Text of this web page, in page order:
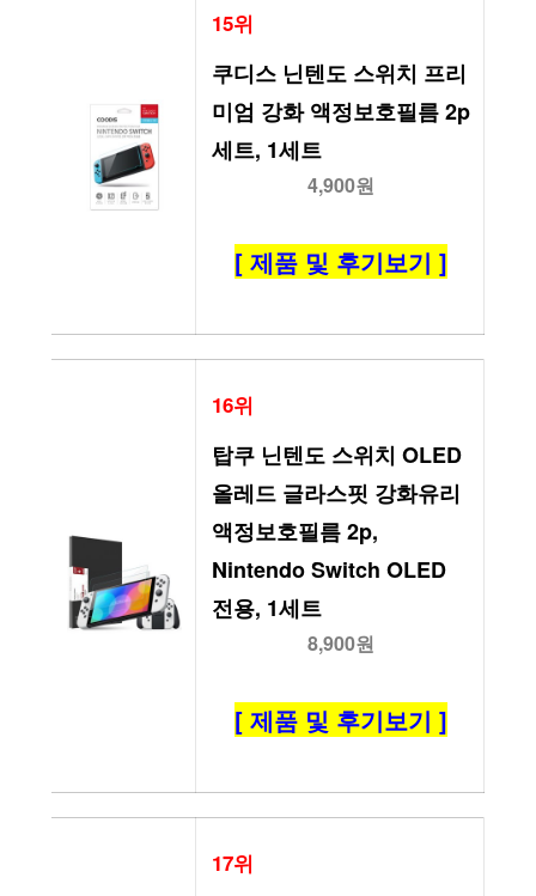
15위
쿠디스 닌텐도 스위치 프리
미엄 강화 액정보호필름 2p
세트, 1세트
4,900원
[ 제품 및 후기보기 ]
16위
탑쿠 닌텐도 스위치 OLED
올레드 글라스핏 강화유리
액정보호필름 2p,
Nintendo Switch OLED
전용, 1세트
8,900원
[ 제품 및 후기보기 ]
17위